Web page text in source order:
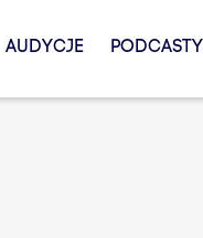
AUDYCJE PODCASTY